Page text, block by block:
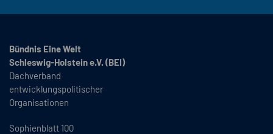
Bündnis Eine Welt
Schleswig-Holstein e.V. (BEI)
Dachverband
entwicklungspolitischer
Organisationen
Sophienblatt 100